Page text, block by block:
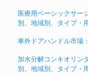
医療用ベーシックサー
別、地域別、タイプ・
車外ドアハンドル市場
加水分解コンキオリン
別、地域別、タイプ・